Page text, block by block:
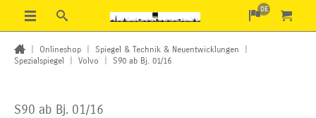
DE
Onlineshop Spiegel & Technik & Neuentwicklungen
Spezialspiegel
Volvo S90 ab Bj. 01/16
S90 ab Bj. 01/16